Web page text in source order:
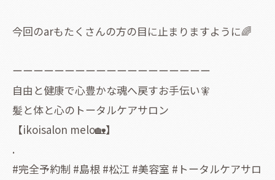
今回のarもたくさんの方の目に止まりますように🌈
ーーーーーーーーーーーーーーーーーーー
自由と健康で心豊かな魂へ戻すお手伝い🧚
髪と体と心のトータルケアサロン
【ikoisalon melo🏡】
.
#完全予約制 #島根 #松江 #美容室 #トータルケアサロ